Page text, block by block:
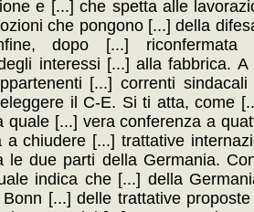
e [...] che spetta alle
che pongono [...] della
dopo [...]
interessi [...] alla fabbrica.
[...] correnti
il C-E. Si ti atta, come
quale [...] vera conferenza a
a chiudere [...] trattative
le due parti della Germania.
indica che [...] della
[...] delle trattative